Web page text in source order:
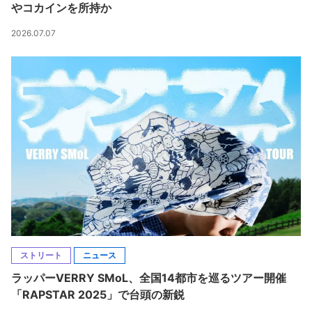
やコカインを所持か
2026.07.07
ストリート ニュース
ラッパーVERRY SMoL、全国14都市を巡るツアー開催
「RAPSTAR 2025」で台頭の新鋭